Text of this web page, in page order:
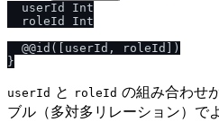
  userId Int
  roleId Int
  @@id([userId, roleId])
userId と roleId の組み合わせ
ブル（多対多リレーション）で